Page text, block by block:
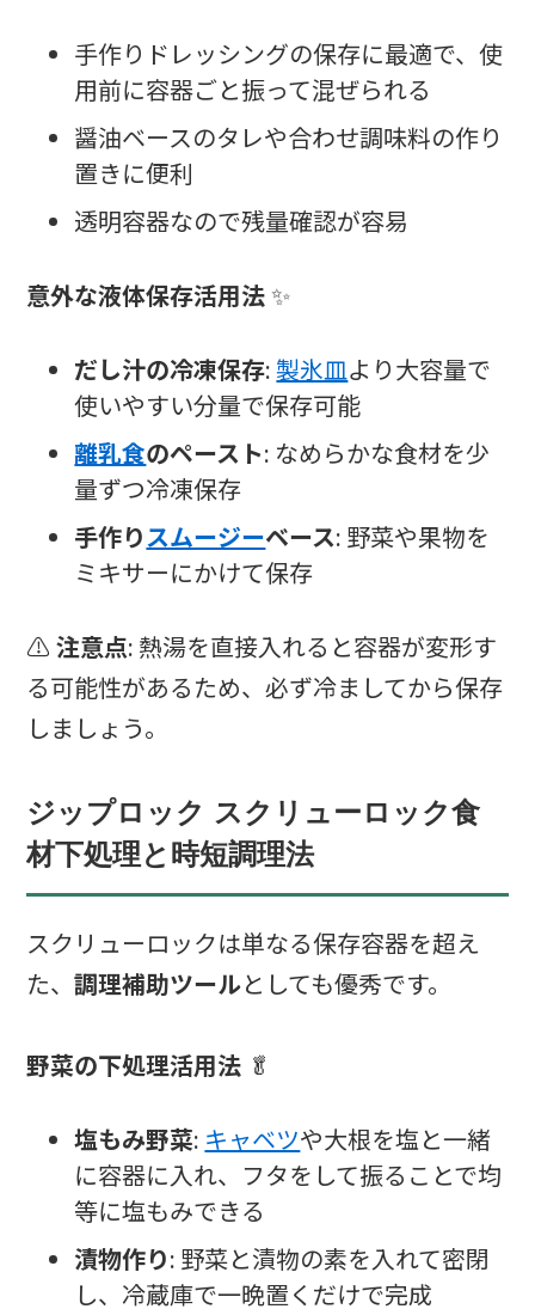
手作りドレッシングの保存に最適で、使
用前に容器ごと振って混ぜられる
醤油ベースのタレや合わせ調味料の作り
置きに便利
透明容器なので残量確認が容易
意外な液体保存活用法✨
だし汁の冷凍保存:製氷皿より大容量で
使いやすい分量で保存可能
離乳食のペースト: なめらかな食材を少
量ずつ冷凍保存
手作りスムージーベース: 野菜や果物を
ミキサーにかけて保存
⚠️注意点: 熱湯を直接入れると容器が変形す
る可能性があるため、必ず冷ましてから保存
しましょう。
ジップロック スクリューロック食
材下処理と時短調理法
スクリューロックは単なる保存容器を超え
た、調理補助ツールとしても優秀です。
野菜の下処理活用法 🥬
塩もみ野菜: キャベツや大根を塩と一緒
に容器に入れ、フタをして振ることで均
等に塩もみできる
漬物作り: 野菜と漬物の素を入れて密閉
し、冷蔵庫で一晩置くだけで完成